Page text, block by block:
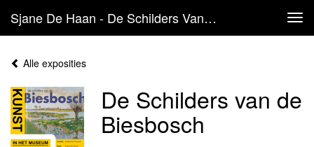
Sjane De Haan - De Schilders Van De Biesbosch
Alle exposities
De Schilders van de
Biesbosch